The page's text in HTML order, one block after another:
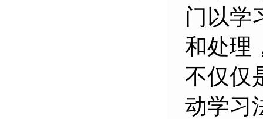
门以学
和处理
不仅仅
动学习